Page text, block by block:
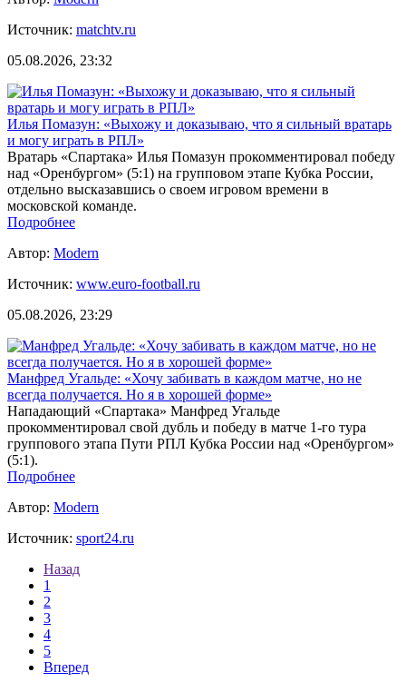
Источник: matchtv.ru
05.08.2026, 23:32
Илья Помазун: «Выхожу и доказываю, что я сильный вратарь
и могу играть в РПЛ»
Вратарь «Спартака» Илья Помазун прокомментировал победу
над «Оренбургом» (5:1) на групповом этапе Кубка России,
отдельно высказавшись о своем игровом времени в
московской команде.
Подробнее
Автор: Modern
Источник: www.euro-football.ru
05.08.2026, 23:29
Манфред Угальде: «Хочу забивать в каждом матче, но не
всегда получается. Но я в хорошей форме»
Нападающий «Спартака» Манфред Угальде
прокомментировал свой дубль и победу в матче 1-го тура
группового этапа Пути РПЛ Кубка России над «Оренбургом»
(5:1).
Подробнее
Автор: Modern
Источник: sport24.ru
Назад
1
2
3
4
5
Вперед